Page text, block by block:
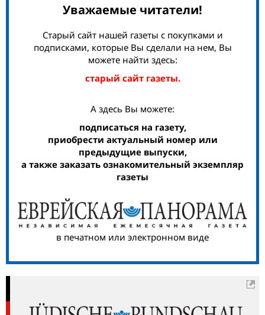
Уважаемые читатели!
Старый сайт нашей газеты с покупками и
подписками, которые Вы сделали на нем, Вы
можете найти здесь:
старый сайт газеты.
А здесь Вы можете:
подписаться на газету,
приобрести актуальный номер или
предыдущие выпуски,
а также заказать ознакомительный экземпляр
газеты
в печатном или электронном виде